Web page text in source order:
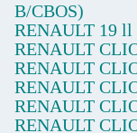
B/CBOS)
RENAULT 19 ll
RENAULT
RENAULT
RENAULT
RENAULT
RENAULT